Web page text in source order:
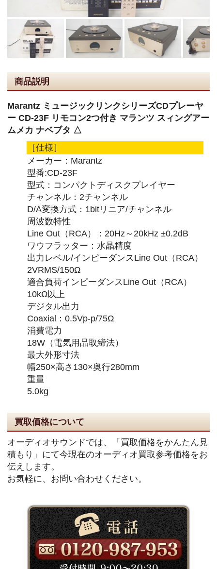
商品説明
Marantz ミュージックリンクシリーズCDプレーヤ
ー CD-23F リモコン2つ付き マランツ スィングアー
ムメカ ナベブタ △
［仕様］
メーカー：Marantz
型番:CD-23F
型式：コンパクトディスクプレイヤー
チャンネル：2チャンネル
D/A変換方式：1bitリニア/チャンネル
周波数特性
Line Out（RCA）：20Hz～20kHz ±0.2dB
ワウフラッター：水晶精度
出力レベル/インピーダンスLine Out（RCA）
2VRMS/150Ω
適合負荷インピーダンスLine Out（RCA）
10kΩ以上
デジタル出力
Coaxial：0.5Vp-p/75Ω
消費電力
18W（電気用品取締法）
最大外形寸法
幅250×高さ130×奥行280mm
重量
5.0kg
買取価格について
オーディオサウンドでは、「買取価格をかんたん見
積もり」にて今現在のオーディオ買取参考価格をお
伝えします。
お気軽に、お問い合わせください。